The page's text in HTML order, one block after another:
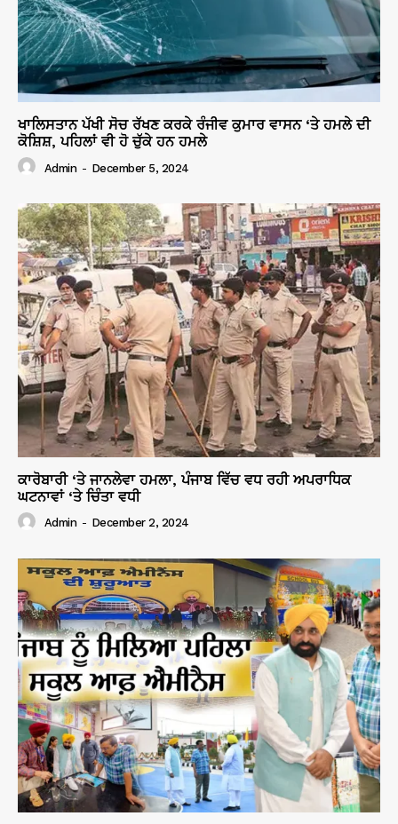
ਖਾਲਿਸਤਾਨ ਪੱਖੀ ਸੋਚ ਰੱਖਣ ਕਰਕੇ ਰੰਜੀਵ ਕੁਮਾਰ ਵਾਸਨ ‘ਤੇ ਹਮਲੇ ਦੀ
ਕੋਸ਼ਿਸ਼, ਪਹਿਲਾਂ ਵੀ ਹੋ ਚੁੱਕੇ ਹਨ ਹਮਲੇ
Admin - December 5, 2024
ਕਾਰੋਬਾਰੀ ‘ਤੇ ਜਾਨਲੇਵਾ ਹਮਲਾ, ਪੰਜਾਬ ਵਿੱਚ ਵਧ ਰਹੀ ਅਪਰਾਧਿਕ
ਘਟਨਾਵਾਂ ‘ਤੇ ਚਿੰਤਾ ਵਧੀ
Admin - December 2, 2024